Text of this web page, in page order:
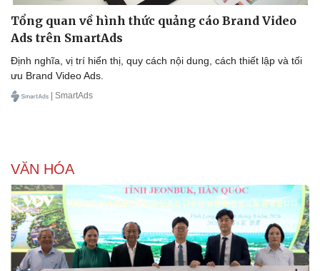
Tổng quan về hình thức quảng cáo Brand Video
Ads trên SmartAds
Định nghĩa, vị trí hiển thị, quy cách nội dung, cách thiết lập và tối
ưu Brand Video Ads.
| SmartAds
VĂN HÓA